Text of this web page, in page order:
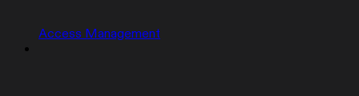
Access Management